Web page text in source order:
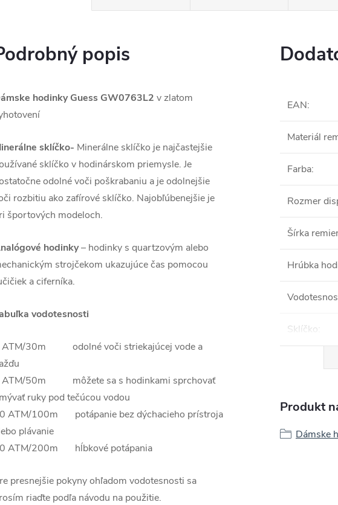
popis
hodinky Guess GW0763L2 v zlatom
sklíčko- Minerálne sklíčko je najčastejšie
sklíčko v hodinárskom priemysle. Je
odolné voči poškrabaniu a je odolnejšie
rozbitiu ako zafírové sklíčko. Najobľúbenejšie je
športových modeloch.
hodinky– hodinky s quartzovým alebo
strojčekom ukazujúce čas pomocou
a ciferníka.
vodotesnosti
ATM/30m odolné voči striekajúcej vode a
ATM/50m môžete sa s hodinkami sprchovať
ruky pod tečúcou vodou
ATM/100m potápanie bez dýchacieho prístroja
plávanie
ATM/200m hĺbkové potápania
presnejšie pokyny ohľadom vodotesnosti sa
riaďte podľa návodu na použitie.
EAN:
Materiál
Farba:
Rozmer
Šírka
Hrúbka
Sklíčko:
Produkt
Dámske